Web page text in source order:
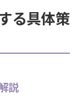
る具体策
説